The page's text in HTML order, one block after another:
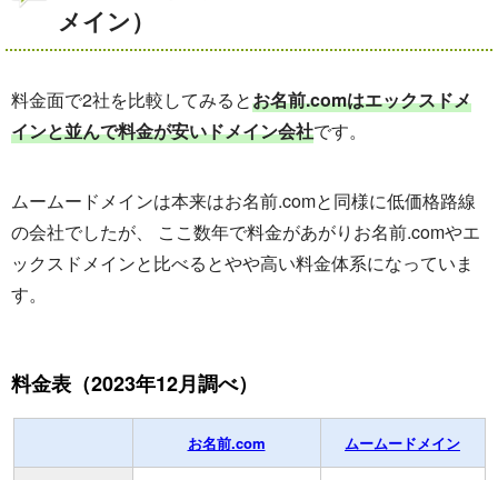
メイン）
料金面で2社を比較してみるとお名前.comはエックスドメ
インと並んで料金が安いドメイン会社です。
ムームードメインは本来はお名前.comと同様に低価格路線
の会社でしたが、 ここ数年で料金があがりお名前.comやエ
ックスドメインと比べるとやや高い料金体系になっていま
す。
料金表（2023年12月調べ）
お名前.com ムームードメイン